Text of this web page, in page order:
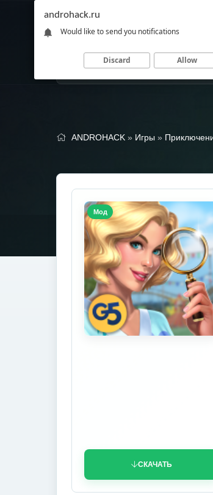
Andro
HACK
Скачивай
и
Главная Игры Приложения
ANDROHACK » Игры »
СКАЧАТЬ
Мод
androhack.ru
Would like to send you notifications
Discard Allow